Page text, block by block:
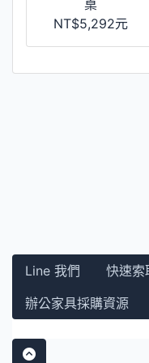
桌
NT$5,292元
Line 我們 快速索
辦公家具採購資源